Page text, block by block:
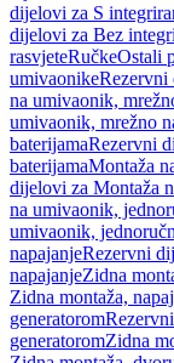
dijelovi za S
dijelovi za Bez
rasvjeteRučkeOstali
umivaonikeRezervni
na umivaonik,
umivaonik, mrežno
baterijamaRezervni
baterijamaMontaža
dijelovi za Montaža
na umivaonik,
umivaonik,
napajanjeRezervni
napajanjeZidna
Zidna montaža,
generatorom
generatoromZidna